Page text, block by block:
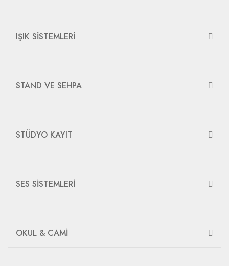
IŞIK SİSTEMLERİ
STAND VE SEHPA
STÜDYO KAYIT
SES SİSTEMLERİ
OKUL & CAMİ